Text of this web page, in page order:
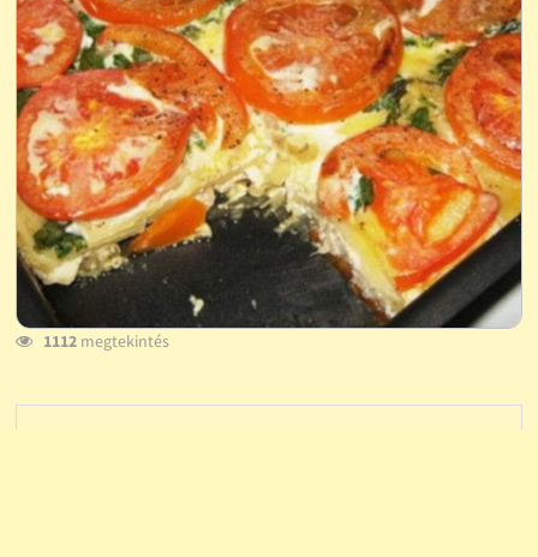
1112megtekintés